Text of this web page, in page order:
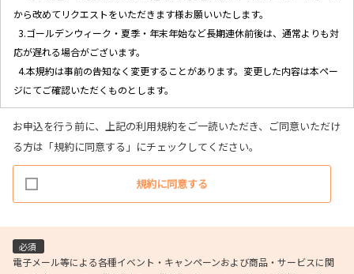
から改めてリクエストをいただきます様お願いいたします。
3.ゴールデンウィーク・夏季・年末年始など長期連休前後は、通常よりも対
応が遅れる場合がございます。
4.本規約は事前の告知なく変更することがあります。変更した内容は本ペー
ジにてご確認いただくものとします。
【2．個人情報の取り扱いについて】
1.当社ホームページ上に掲示する「プライバシー・ポリシー」に基づき、
適切に取り扱うものとします。
2.当社が取得したお客様の個人情報は、以下の目的で利用させていただき
(1)お申し込み頂いたリクエストに対応するにあたり必要な確認や連絡を
するため。
お申込を行う前に、上記の利用規約をご一読いただき、ご同意いただけ
る方は「規約に同意する」にチェックしてください。
規約に同意する
必須
電子メール等による各種イベント・キャンペーンおよび商品・サービスに関